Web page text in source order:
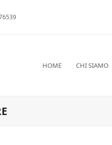
HOME CHI SIAMO